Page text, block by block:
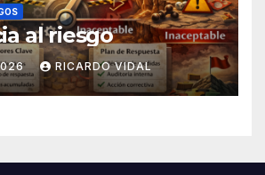
al riesgo
RICARDO VIDAL